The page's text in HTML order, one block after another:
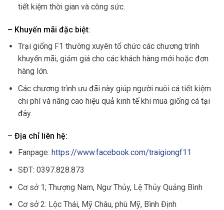
tiết kiệm thời gian và công sức.
– Khuyến mãi đặc biệt:
Trại giống F1 thường xuyên tổ chức các chương trình
khuyến mãi, giảm giá cho các khách hàng mới hoặc đơn
hàng lớn.
Các chương trình ưu đãi này giúp người nuôi cá tiết kiệm
chi phí và nâng cao hiệu quả kinh tế khi mua giống cá tại
đây.
– Địa chỉ liên hệ:
Fanpage: https://www.facebook.com/traigiongf11
SĐT: 0397.828.873
Cơ sở 1; Thượng Nam, Ngư Thủy, Lệ Thủy Quảng Bình
Cơ sở 2: Lộc Thái, Mỹ Châu, phù Mỹ, Bình Định